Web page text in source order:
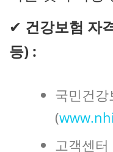
✔ 건강보험 자
등) :
국민건강
(
고객센